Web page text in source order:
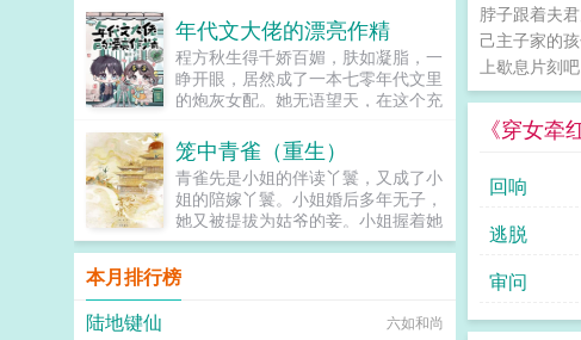
脖子跟着夫
己主子家的
上歇息片刻
《穿女牵
回响
逃脱
审问
的一般，但我改得还行吧？系统你知
道什么叫边缘角色吗？人气大爆角色
算什么边缘角色啊！！！TIPS12100
存稿箱吐章节，偶尔抽空改错字2警
惕祖哥感情牌，他是个狠人3wb短不
注发言时间，精确到秒，有用5是想
简单尝试各种题材的产物，专栏预收
有各个题材，收收菜呗w...
文彬梁仕达丁...
年代文大佬的漂亮作精
程方秋生得千娇百媚，肤如凝脂，一
睁开眼，居然成了一本七零年代文里
的炮灰女配。她无语望天，在这个充
着便宜老公的丰厚工资买买买，顺便
再好好享受宽肩窄腰，冷峻帅气...
笼中青雀（重生）
青雀先是小姐的伴读丫鬟，又成了小
姐的陪嫁丫鬟。小姐婚后多年无子，
她又被提拔为姑爷的妾。小姐握着她
的手说青雀，你信我，将来你的孩子
就是我的孩子，我必不会亏待了你。
青雀信了。她先后生下一女一儿，都
养在小姐膝下。姑爷步步高升，先做
尚书，又做丞相，她的一双儿女日渐
本月排行榜
陆地键仙
六如和尚